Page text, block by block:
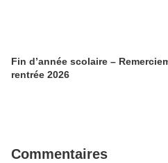
Fin d’année scolaire –
rentrée 2026
Commentaires